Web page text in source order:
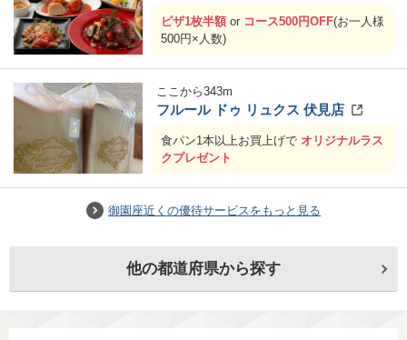
ピザ1枚半額 or コース500円OFF(お一人様
500円×人数)
ここから343m
フルール ドゥ リュクス 伏見店
食パン1本以上お買上げで オリジナルラス
クプレゼント
御園座近くの優待サービスをもっと見る
他の都道府県から探す